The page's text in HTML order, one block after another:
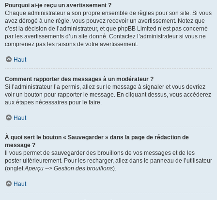
Pourquoi ai-je reçu un avertissement ?
Chaque administrateur a son propre ensemble de règles pour son site. Si vous
avez dérogé à une règle, vous pouvez recevoir un avertissement. Notez que
c’est la décision de l’administrateur, et que phpBB Limited n’est pas concerné
par les avertissements d’un site donné. Contactez l’administrateur si vous ne
comprenez pas les raisons de votre avertissement.
Haut
Comment rapporter des messages à un modérateur ?
Si l’administrateur l’a permis, allez sur le message à signaler et vous devriez
voir un bouton pour rapporter le message. En cliquant dessus, vous accéderez
aux étapes nécessaires pour le faire.
Haut
À quoi sert le bouton « Sauvegarder » dans la page de rédaction de
message ?
Il vous permet de sauvegarder des brouillons de vos messages et de les
poster ultérieurement. Pour les recharger, allez dans le panneau de l’utilisateur
(ongletAperçu --> Gestion des brouillons).
Haut